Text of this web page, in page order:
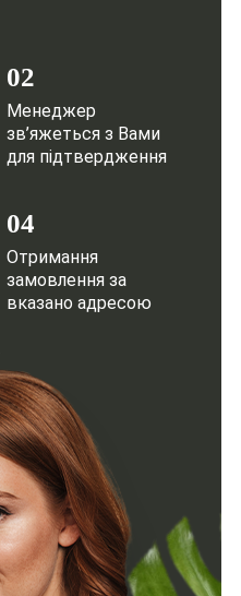
02
Менеджер
зв’яжеться з Вами
для підтвердження
04
Отримання
замовлення за
вказано адресою